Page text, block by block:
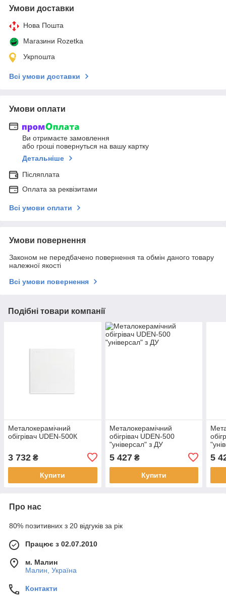
Умови доставки
Нова Пошта
Магазини Rozetka
Укрпошта
Всі умови доставки
Умови оплати
Ви отримаєте замовлення
або гроші повернуться на вашу картку
Детальніше
Післяплата
Оплата за реквізитами
Всі умови оплати
Умови повернення
Законом не передбачено повернення та обмін даного товару
належної якості
Всі умови повернення
Подібні товари компанії
Металокерамічний
обігрівач UDEN-500К
3 732 ₴
Купити
Металокерамічний
обігрівач UDEN-500
"універсал" з ДУ
5 427₴
Купити
5
Про нас
80% позитивних з 20 відгуків за рік
Працює з 02.07.2010
м. Малин
Малин, Україна
Контакти